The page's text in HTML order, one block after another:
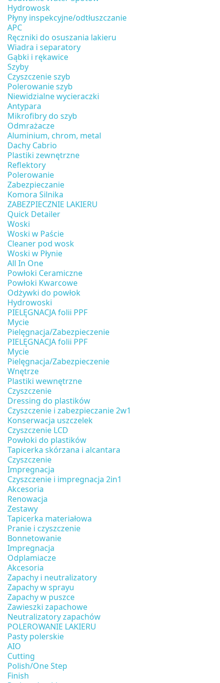
Hydrowosk
Płyny inspekcyjne/odtłuszczanie
APC
Ręczniki do osuszania lakieru
Wiadra i separatory
Gąbki i rękawice
Szyby
Czyszczenie szyb
Polerowanie szyb
Niewidzialne wycieraczki
Antypara
Mikrofibry do szyb
Odmrażacze
Aluminium, chrom, metal
Dachy Cabrio
Plastiki zewnętrzne
Reflektory
Polerowanie
Zabezpieczanie
Komora Silnika
ZABEZPIECZNIE LAKIERU
Quick Detailer
Woski
Woski w Paście
Cleaner pod wosk
Woski w Płynie
All In One
Powłoki Ceramiczne
Powłoki Kwarcowe
Odżywki do powłok
Hydrowoski
PIELĘGNACJA folii PPF
Mycie
Pielęgnacja/Zabezpieczenie
PIELĘGNACJA folii PPF
Mycie
Pielęgnacja/Zabezpieczenie
Wnętrze
Plastiki wewnętrzne
Czyszczenie
Dressing do plastików
Czyszczenie i zabezpieczanie 2w1
Konserwacja uszczelek
Czyszczenie LCD
Powłoki do plastików
Tapicerka skórzana i alcantara
Czyszczenie
Impregnacja
Czyszczenie i impregnacja 2in1
Akcesoria
Renowacja
Zestawy
Tapicerka materiałowa
Pranie i czyszczenie
Bonnetowanie
Impregnacja
Odplamiacze
Akcesoria
Zapachy i neutralizatory
Zapachy w sprayu
Zapachy w puszce
Zawieszki zapachowe
Neutralizatory zapachów
POLEROWANIE LAKIERU
Pasty polerskie
AIO
Cutting
Polish/One Step
Finish